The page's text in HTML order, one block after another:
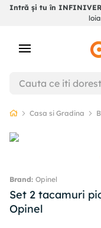
Intră și tu în
Casa si Gradina
Opinel
Set 2 tacamuri
Opinel